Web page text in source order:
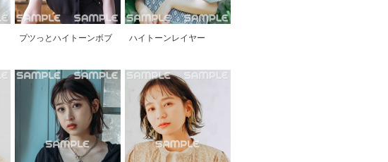
プツっとハイトーンボブ ハイトーンレイヤー